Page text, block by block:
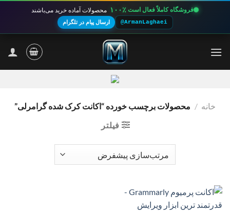
فروشگاه کاملاً فعال است ۱۰۰٪ محصولات آماده خرید می‌باشند
@ArmanLaghaei ارسال پیام در تلگرام
خانه / محصولات برچسب خورده “اکانت کرک شده گرامرلی”
فیلتر